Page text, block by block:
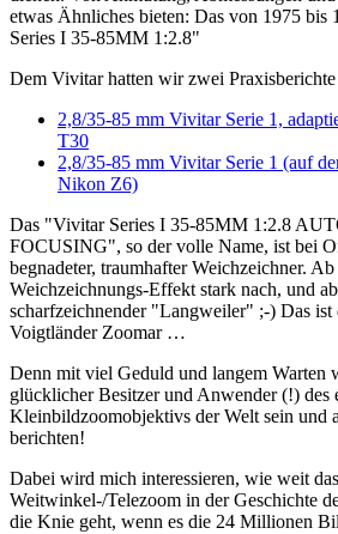
etwas Ähnliches bieten: Das von 1975 bis
Series I 35-85MM 1:2.8"
Dem Vivitar hatten wir zwei
2,8/35-85 mm Vivitar Serie 1,
T30
2,8/35-85 mm Vivitar Serie 1 (auf
Nikon Z6)
Das "Vivitar Series I 35-85MM 1:2.8
FOCUSING", so der volle Name, ist bei
begnadeter, traumhafter Weichzeichner.
Weichzeichnungs-Effekt stark nach, und
scharfzeichnender "Langweiler" ;-) Das ist
Voigtländer Zoomar …
Denn mit viel Geduld und langem Warten
glücklicher Besitzer und Anwender (!) des
Kleinbildzoomobjektivs der Welt sein und
berichten!
Dabei wird mich interessieren, wie weit
Weitwinkel-/Telezoom in der Geschichte
die Knie geht, wenn es die 24 Millionen